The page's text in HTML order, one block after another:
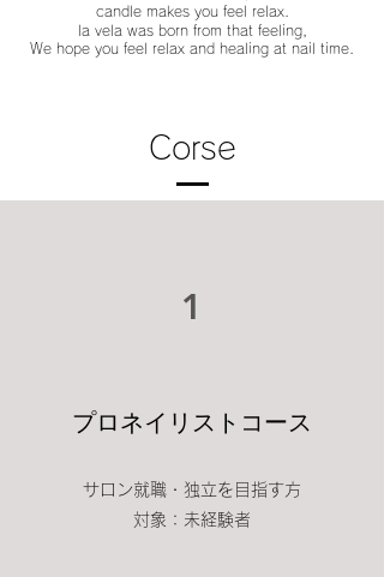
candle makes you feel relax.
la vela was born from that feeling,
We hope you feel relax and healing at nail time.
Corse
1
プロネイリストコース
サロン就職・独立を目指す方
​対象：未経験者